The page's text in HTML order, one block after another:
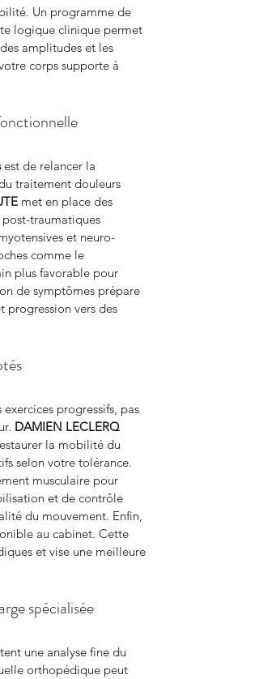
Un programme de
logique clinique permet
amplitudes et les
corps supporte à
est de relancer la
traitement douleurs
met en place des
traumatiques
et neuro-
comme le
plus favorable pour
de symptômes prépare
vers des
progressifs, pas
DAMIEN LECLERQ
la mobilité du
selon votre tolérance.
musculaire pour
et de contrôle
du mouvement. Enfin,
au cabinet. Cette
et vise une meilleure
spécialisée
une analyse fine du
orthopédique peut